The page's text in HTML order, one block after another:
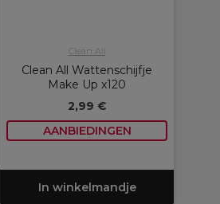
Clean All
Clean All Wattenschijfje
Make Up x120
2,99 €
AANBIEDINGEN
In winkelmandje